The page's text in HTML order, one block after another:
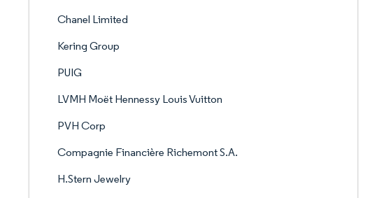
Chanel Limited
Kering Group
PUIG
LVMH Moët Hennessy Louis Vuitton
PVH Corp
Compagnie Financière Richemont S.A.
H.Stern Jewelry